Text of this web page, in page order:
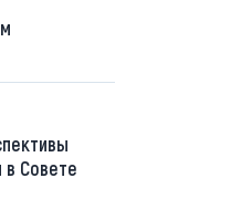
в Совете